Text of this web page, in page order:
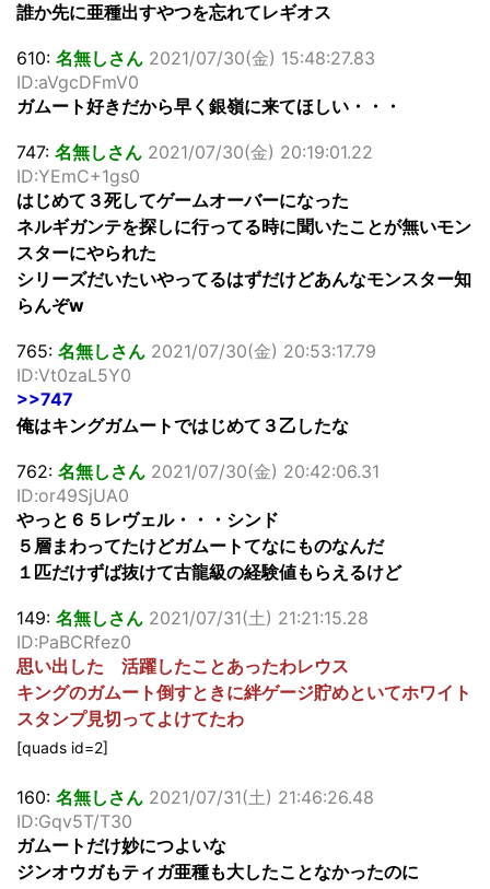
誰か先に亜種出すやつを忘れてレギオス
610: 名無しさん 2021/07/30(金) 15:48:27.83
ID:aVgcDFmV0
ガムート好きだから早く銀嶺に来てほしい・・・
747: 名無しさん 2021/07/30(金) 20:19:01.22
ID:YEmC+1gs0
はじめて３死してゲームオーバーになった
ネルギガンテを探しに行ってる時に聞いたことが無いモン
スターにやられた
シリーズだいたいやってるはずだけどあんなモンスター知
らんぞw
765: 名無しさん 2021/07/30(金) 20:53:17.79
ID:Vt0zaL5Y0
>>747
俺はキングガムートではじめて３乙したな
762: 名無しさん 2021/07/30(金) 20:42:06.31
ID:or49SjUA0
やっと６５レヴェル・・・シンド
５層まわってたけどガムートてなにものなんだ
１匹だけずば抜けて古龍級の経験値もらえるけど
149: 名無しさん 2021/07/31(土) 21:21:15.28
ID:PaBCRfez0
思い出した 活躍したことあったわレウス
キングのガムート倒すときに絆ゲージ貯めといてホワイト
スタンプ見切ってよけてたわ
[quads id=2]
160: 名無しさん 2021/07/31(土) 21:46:26.48
ID:Gqv5T/T30
ガムートだけ妙につよいな
ジンオウガもティガ亜種も大したことなかったのに